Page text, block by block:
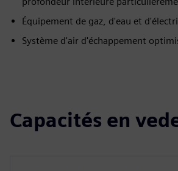
Équipement de gaz, d'eau et
Système d'air d'échappement
Capacités en